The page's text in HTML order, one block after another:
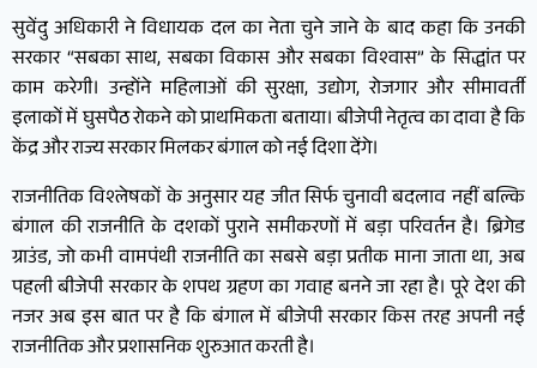
सुवेंदु अधिकारी ने विधायक दल का नेता चुने जाने के बाद कहा कि उनकी
सरकार “सबका साथ, सबका विकास और सबका विश्वास” के सिद्धांत पर
काम करेगी। उन्होंने महिलाओं की सुरक्षा, उद्योग, रोजगार और सीमावर्ती
इलाकों में घुसपैठ रोकने को प्राथमिकता बताया। बीजेपी नेतृत्व का दावा है कि
केंद्र और राज्य सरकार मिलकर बंगाल को नई दिशा देंगे।
राजनीतिक विश्लेषकों के अनुसार यह जीत सिर्फ चुनावी बदलाव नहीं बल्कि
बंगाल की राजनीति के दशकों पुराने समीकरणों में बड़ा परिवर्तन है। ब्रिगेड
ग्राउंड, जो कभी वामपंथी राजनीति का सबसे बड़ा प्रतीक माना जाता था, अब
पहली बीजेपी सरकार के शपथ ग्रहण का गवाह बनने जा रहा है। पूरे देश की
नजर अब इस बात पर है कि बंगाल में बीजेपी सरकार किस तरह अपनी नई
राजनीतिक और प्रशासनिक शुरुआत करती है।